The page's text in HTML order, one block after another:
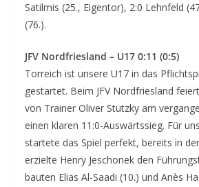
Satilmis (25., Eigentor), 2:0 Lehnfeld
(76.).
JFV Nordfriesland – U17 0:11 (0:5)
Torreich ist unsere U17 in das
gestartet. Beim JFV Nordfriesland
von Trainer Oliver Stutzky am
einen klaren 11:0-Auswärtssieg. Für
startete das Spiel perfekt, bereits in
erzielte Henry Jeschonek den
bauten Elias Al-Saadi (10.) und Anès